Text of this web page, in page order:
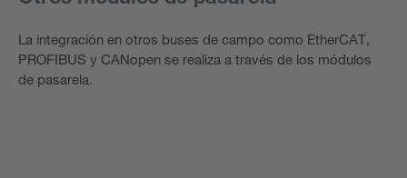
La integración en otros buses de campo como EtherCAT,
PROFIBUS y CANopen se realiza a través de los módulos
de pasarela.